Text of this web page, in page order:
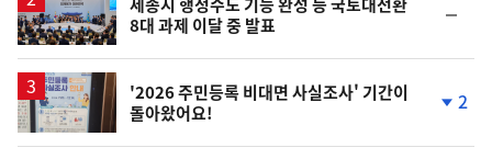
8대 과제 이달 중 발표
일
'2026 주민등록 비대면 사실조사' 기간이
돌아왔어요!
2